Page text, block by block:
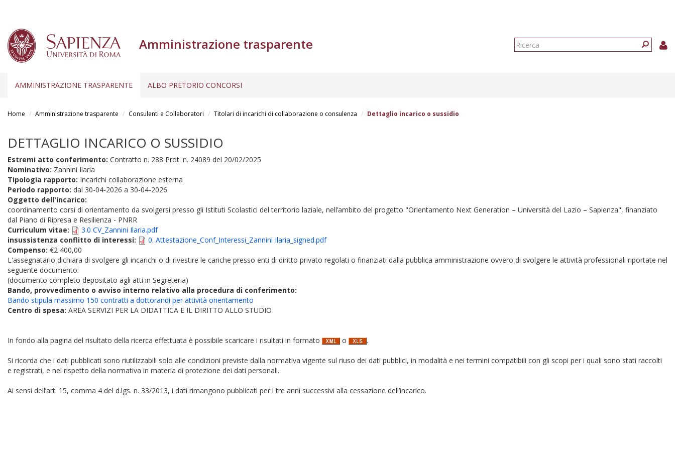
Amministrazione trasparente
Form
AMMINISTRAZIONE TRASPARENTE ALBO PRETORIO CONCORSI
Home Amministrazione trasparente Consulenti e Collaboratori Titolari di incarichi di collaborazione o consulenza Dettaglio incarico o sussidio
DETTAGLIO INCARICO O SUSSIDIO
Estremi atto conferimento: Contratto n. 288 Prot. n. 24089 del 20/02/2025
Nominativo: Zannini Ilaria
Tipologia rapporto: Incarichi collaborazione esterna
Periodo rapporto: dal 30-04-2026 a 30-04-2026
Oggetto dell'incarico:
coordinamento corsi di orientamento da svolgersi presso gli Istituti Scolastici del territorio laziale, nell’ambito del progetto "Orientamento Next Generation – Università del Lazio – Sapienza", finanziato
dal Piano di Ripresa e Resilienza - PNRR
Curriculum vitae:
3.0 CV_Zannini Ilaria.pdf
insussistenza conflitto di interessi:
0. Attestazione_Conf_Interessi_Zannini Ilaria_signed.pdf
Compenso: €2 400,00
L'assegnatario dichiara di svolgere gli incarichi o di rivestire le cariche presso enti di diritto privato regolati o finanziati dalla pubblica amministrazione ovvero di svolgere le attività professionali riportate nel
seguente documento:
(documento completo depositato agli atti in Segreteria)
Bando, provvedimento o avviso interno relativo alla procedura di conferimento:
Bando stipula massimo 150 contratti a dottorandi per attività orientamento
Centro di spesa: AREA SERVIZI PER LA DIDATTICA E IL DIRITTO ALLO STUDIO
In fondo alla pagina del risultato della ricerca effettuata è possibile scaricare i risultati in formato o .
Si ricorda che i dati pubblicati sono riutilizzabili solo alle condizioni previste dalla normativa vigente sul riuso dei dati pubblici, in modalità e nei termini compatibili con gli scopi per i quali sono stati raccolti
e registrati, e nel rispetto della normativa in materia di protezione dei dati personali.
Ai sensi dell’art. 15, comma 4 del d.lgs. n. 33/2013, i dati rimangono pubblicati per i tre anni successivi alla cessazione dell’incarico.